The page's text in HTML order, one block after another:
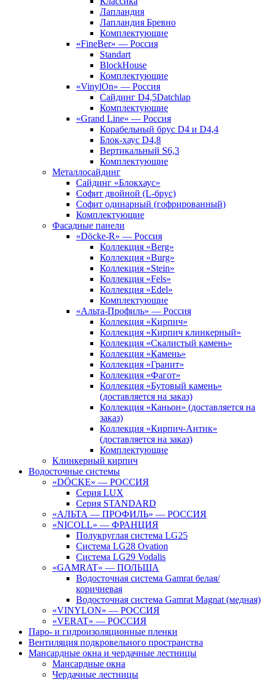
Лапландия
Лапландия Бревно
Комплектующие
«FineBer» — Россия
Standart
BlockHouse
Комплектующие
«VinylOn» — Россия
Сайдинг D4,5Datchlap
Комплектующие
«Grand Line» — Россия
Корабельный брус D4 и D4,4
Блок-хаус D4,8
Вертикальный S6,3
Комплектующие
Металлосайдинг
Сайдинг «Блокхаус»
Софит двойной (L-брус)
Софит одинарный (гофрированный)
Комплектующие
Фасадные панели
«Döcke-R» — Россия
Коллекция «Berg»
Коллекция «Burg»
Коллекция «Stein»
Коллекция «Fels»
Коллекция «Edel»
Комплектующие
«Альта-Профиль» — Россия
Коллекция «Кирпич»
Коллекция «Кирпич клинкерный»
Коллекция «Скалистый камень»
Коллекция «Камень»
Коллекция «Гранит»
Коллекция «Фагот»
Коллекция «Бутовый камень»
(доставляется на заказ)
Коллекция «Каньон» (доставляется на
заказ)
Коллекция «Кирпич-Антик»
(доставляется на заказ)
Комплектующие
Клинкерный кирпич
Водосточные системы
«DÖCKE» — РОССИЯ
Серия LUX
Серия STANDARD
«АЛЬТА — ПРОФИЛЬ» — РОССИЯ
«NICOLL» — ФРАНЦИЯ
Полукруглая система LG25
Система LG28 Ovation
Система LG29 Vodalis
«GAMRAT» — ПОЛЬША
Водосточная система Gamrat белая/
коричневая
Водосточная система Gamrat Magnat (медная)
«VINYLON» — РОССИЯ
«VERAT» — РОССИЯ
Паро- и гидроизоляционные пленки
Вентиляция подкровельного пространства
Мансардные окна и чердачные лестницы
Мансардные окна
Чердачные лестницы